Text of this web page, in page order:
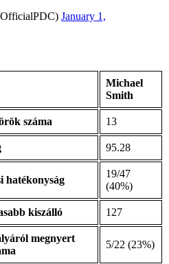
January 1,
Michael
Smith
száma 13
95.28
hatékonyság
19/47
(40%)
kiszálló 127
megnyert
5/22 (23%)